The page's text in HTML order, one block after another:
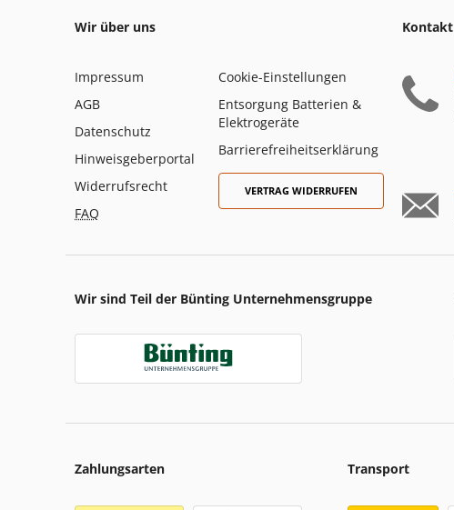
Wir über uns
Impressum
AGB
Datenschutz
Hinweisgeberportal
Widerrufsrecht
FAQ
Cookie-Einstellungen
Entsorgung Batterien &
Elektrogeräte
Barrierefreiheitserklärung
VERTRAG WIDERRUFEN
Kontakt
Wir sind Teil der Bünting Unternehmensgruppe
Zahlungsarten Transport